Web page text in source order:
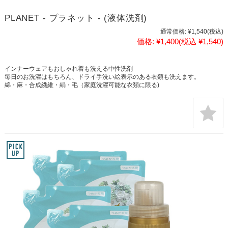
PLANET - プラネット - (液体洗剤)
通常価格: ¥1,540(税込)
価格: ¥1,400(税込 ¥1,540)
インナーウェアもおしゃれ着も洗える中性洗剤
毎日のお洗濯はもちろん、ドライ手洗い絵表示のある衣類も洗えます。
綿・麻・合成繊維・絹・毛（家庭洗濯可能な衣類に限る)